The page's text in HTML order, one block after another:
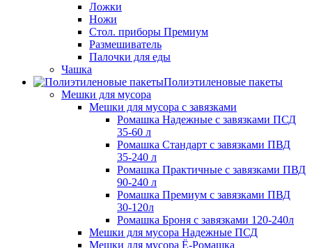
Ложки
Ножи
Стол. приборы Премиум
Размешиватель
Палочки для еды
Чашка
Полиэтиленовые пакеты
Мешки для мусора
Мешки для мусора с завязками
Ромашка Надежные с завязками ПСД
35-60 л
Ромашка Стандарт с завязками ПВД
35-240 л
Ромашка Практичные с завязками ПВД
90-240 л
Ромашка Премиум с завязками ПВД
30-120л
Ромашка Броня с завязками 120-240л
Мешки для мусора Надежные ПСД
Мешки для мусора Ё-Ромашка